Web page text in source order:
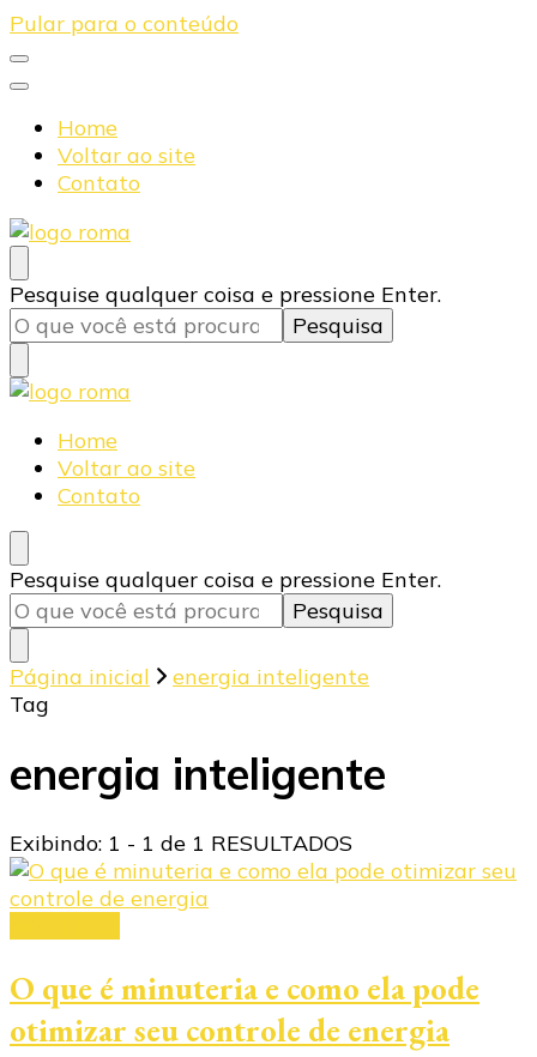
Pular para o conteúdo
Home
Voltar ao site
Contato
Blog Roma Eletrônica
Líder em Desenvolvimento de Produtos Eletrônicos
Procurando
algo?
Pesquise qualquer coisa e pressione Enter.
Blog Roma Eletrônica
Líder em Desenvolvimento de Produtos Eletrônicos
Home
Voltar ao site
Contato
Procurando
algo?
Pesquise qualquer coisa e pressione Enter.
Página inicial
energia inteligente
Tag
energia inteligente
Exibindo: 1 - 1 de 1 RESULTADOS
O que é minuteria e como ela pode
otimizar seu controle de energia